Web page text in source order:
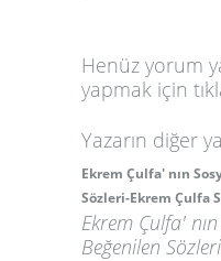
Henüz yorum
yapmak için
Yazarın diğer
Ekrem Çulfa' nın
Sözleri-Ekrem Çulfa
Ekrem Çulfa'
Beğenilen